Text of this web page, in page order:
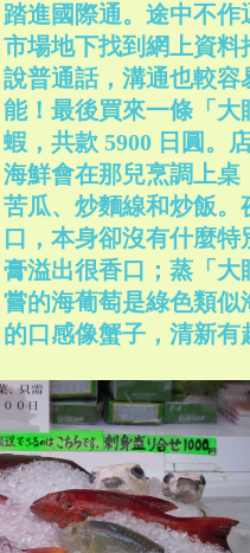
踏進國際通。途中不
市場地下找到網上資
說普通話，溝通也較
能！最後買來一條「
蝦，共款 5900 日圓。
海鮮會在那兒烹調上
苦瓜、炒麵線和炒飯
口，本身卻沒有什麼
膏溢出很香口；蒸「
嘗的海葡萄是綠色類
的口感像蟹子，清新有